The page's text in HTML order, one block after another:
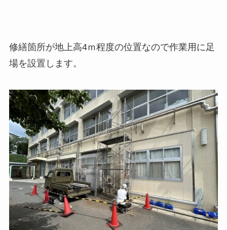
修繕箇所が地上高4ｍ程度の位置なので作業用に足
場を設置します。